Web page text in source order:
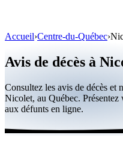
Personnalités publiques
Québec
Canada
International
Accueil›Centre-du-Québec›
Avis de décès à
Consultez les avis de décès et
Nicolet, au Québec. Présentez
aux défunts en ligne.